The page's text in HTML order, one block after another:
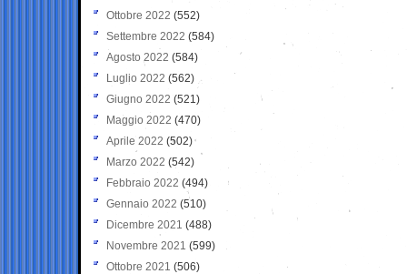
Ottobre 2022 (552)
Settembre 2022 (584)
Agosto 2022 (584)
Luglio 2022 (562)
Giugno 2022 (521)
Maggio 2022 (470)
Aprile 2022 (502)
Marzo 2022 (542)
Febbraio 2022 (494)
Gennaio 2022 (510)
Dicembre 2021 (488)
Novembre 2021 (599)
Ottobre 2021 (506)